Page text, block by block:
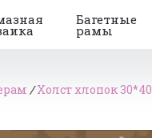
Багетные
рамы
/Холст хлопок 30*40